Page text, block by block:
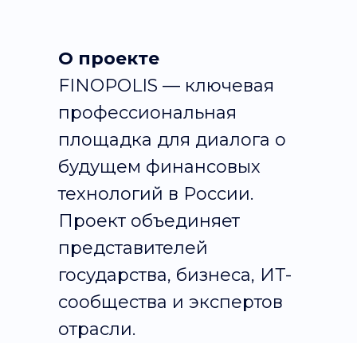
О проекте
FINOPOLIS — ключевая
профессиональная
площадка для диалога о
будущем финансовых
технологий в России.
Проект объединяет
представителей
государства, бизнеса, ИТ-
сообщества и экспертов
отрасли.